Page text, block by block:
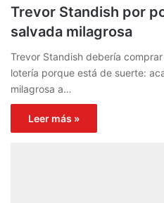
Trevor Standish por
salvada milagrosa
Trevor Standish debería
lotería porque está de suerte:
milagrosa a…
Leer más »